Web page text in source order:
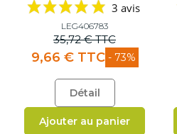
3 avis
LEG406783
35,72 € TTC
9,66 € TTC - 73%
Détail
Ajouter au panier